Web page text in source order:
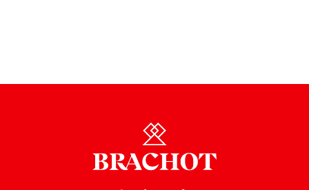
Télécharger